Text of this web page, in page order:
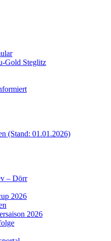
Gold Steglitz
Gold Steglitz
(Stand: 01.01.2026)
– Dörr
2026
2026